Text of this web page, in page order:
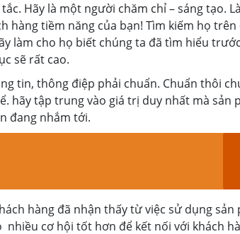
Hãy là một người chăm chỉ – sáng tạo.
hàng tiềm năng của bạn! Tìm kiếm họ trên
làm cho họ biết chúng ta đã tìm hiểu
sẽ rất cao.
tin, thông điệp phải chuẩn. Chuẩn thôi
hãy tập trung vào giá trị duy nhất mà sản
đang nhắm tới.
hàng đã nhận thấy từ việc sử dụng sản
nhiều cơ hội tốt hơn để kết nối với khách